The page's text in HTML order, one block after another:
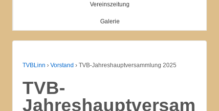
Vereinszeitung
Galerie
TVBLinn › Vorstand › TVB-Jahreshauptversammlung 2025
TVB-
Jahreshauptversam